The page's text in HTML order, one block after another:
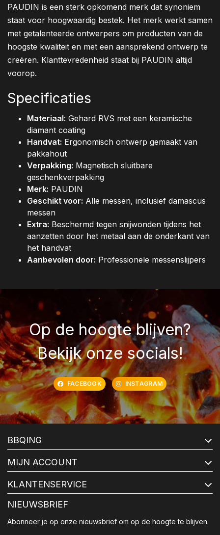
PAUDIN is een sterk opkomend merk dat synoniem
staat voor hoogwaardig bestek. Het merk werkt samen
met getalenteerde ontwerpers om producten van de
hoogste kwaliteit en met een aansprekend ontwerp te
creëren. Klanttevredenheid staat bij PAUDIN altijd
voorop.
Specificaties
Materiaal: Gehard RVS met een keramische
diamant coating
Handvat: Ergonomisch ontwerp gemaakt van
pakkahout
Verpakking: Magnetisch sluitbare
geschenkverpakking
Merk: PAUDIN
Geschikt voor: Alle messen, inclusief damascus
messen
Extra: Beschermd tegen snijwonden tijdens het
aanzetten door het metaal aan de onderkant van
het handvat
Aanbevolen door: Professionele messenslijpers
Op de hoogte blijven?
Bekijk onze socials!
FACEBOOK INSTAGRAM
BBQING
MIJN ACCOUNT
KLANTENSERVICE
NIEUWSBRIEF
Abonneer je op onze nieuwsbrief om op de hoogte te blijven.